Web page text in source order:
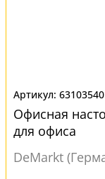
Офисная
для офиса
DeMarkt